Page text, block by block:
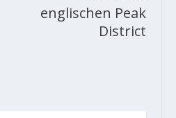
englischen Peak
District